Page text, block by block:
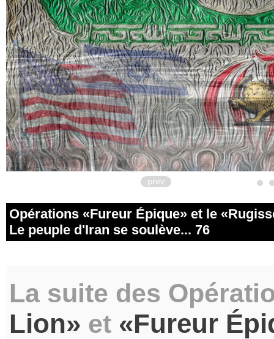
prev
Opérations Fureur Épique et le
Le peuple d'Iran se soulève... 76
La suite des
Lion et Fureur